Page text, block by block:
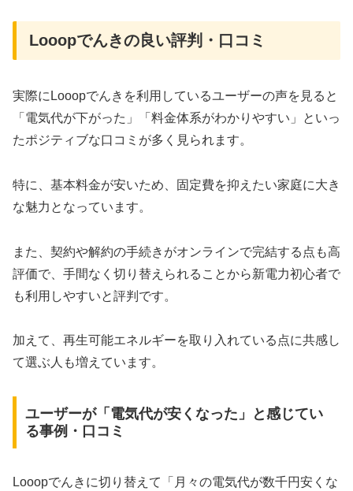
Looopでんきの良い評判・口コミ
実際にLooopでんきを利用しているユーザーの声を見ると
「電気代が下がった」「料金体系がわかりやすい」といっ
たポジティブな口コミが多く見られます。
特に、基本料金が安いため、固定費を抑えたい家庭に大き
な魅力となっています。
また、契約や解約の手続きがオンラインで完結する点も高
評価で、手間なく切り替えられることから新電力初心者で
も利用しやすいと評判です。
加えて、再生可能エネルギーを取り入れている点に共感し
て選ぶ人も増えています。
ユーザーが「電気代が安くなった」と感じてい
る事例・口コミ
Looopでんきに切り替えて「月々の電気代が数千円安くな